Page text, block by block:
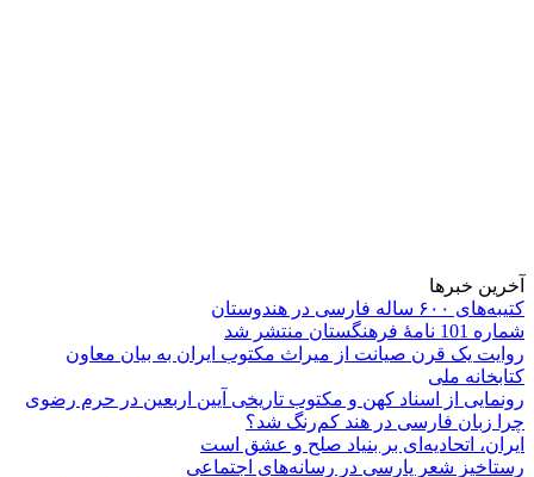
آخرین خبرها
کتیبه‌های ۶۰۰ ساله فارسی در هندوستان
شماره 101 نامۀ فرهنگستان منتشر شد
روایت یک قرن صیانت از میراث مکتوب ایران به بیان معاون
کتابخانه ملی
رونمایی از اسناد کهن و مکتوب تاریخی آیین اربعین در حرم رضوی
چرا زبان فارسی در هند کم‌رنگ شد؟
ایران، اتحادیه‌ای بر بنیاد صلح و عشق است
رستاخیز شعر پارسی در رسانه‌های اجتماعی